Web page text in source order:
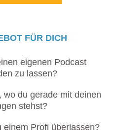
FÜR DICH
eigenen Podcast
zu lassen?
wo du gerade mit deinen
stehst?
einem Profi überlassen?